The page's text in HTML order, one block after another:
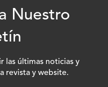
Nuestro
las últimas noticias y
revista y website.